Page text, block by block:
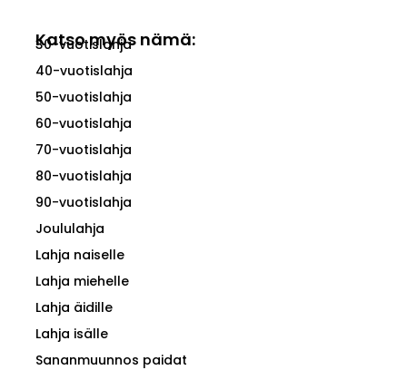
Katso myös nämä:
30-vuotislahja
40-vuotislahja
50-vuotislahja
60-vuotislahja
70-vuotislahja
80-vuotislahja
90-vuotislahja
Joululahja
Lahja naiselle
Lahja miehelle
Lahja äidille
Lahja isälle
Sananmuunnos paidat